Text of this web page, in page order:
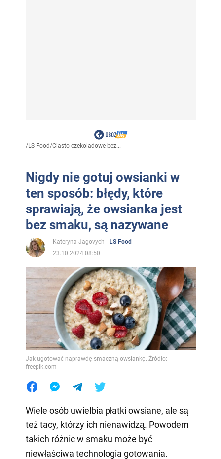
/LS Food/Ciasto czekoladowe bez...
Nigdy nie gotuj owsianki w
ten sposób: błędy, które
sprawiają, że owsianka jest
bez smaku, są nazywane
Kateryna Jagovych
LS Food
23.10.2024 08:50
Jak ugotować naprawdę smaczną owsiankę. Źródło:
freepik.com
Wiele osób uwielbia płatki owsiane, ale są
też tacy, którzy ich nienawidzą. Powodem
takich różnic w smaku może być
niewłaściwa technologia gotowania.